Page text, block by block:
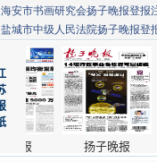
海安市书画研究会扬子晚报登报
盐城市中级人民法院扬子晚报登